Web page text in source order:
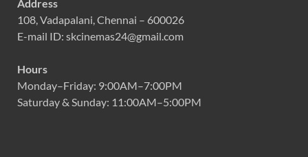
Address
108, Vadapalani, Chennai – 600026
E-mail ID: skcinemas24@gmail.com
Hours
Monday–Friday: 9:00AM–7:00PM
Saturday & Sunday: 11:00AM–5:00PM